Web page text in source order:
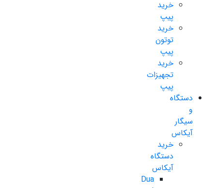
خرید
پیپ
خرید
توتون
پیپ
خرید
تجهیزات
پیپ
دستگاه
و
سیگار
آیکاس
خرید
دستگاه
آیکاس
Dua